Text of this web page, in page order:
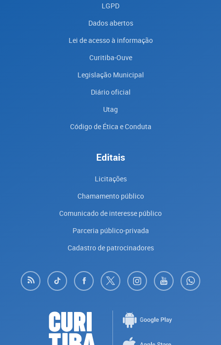
LGPD
Dados abertos
Lei de acesso à informação
Curitiba-Ouve
Legislação Municipal
Diário oficial
Utag
Código de Ética e Conduta
Editais
Licitações
Chamamento público
Comunicado de interesse público
Parceria público-privada
Cadastro de patrocinadores